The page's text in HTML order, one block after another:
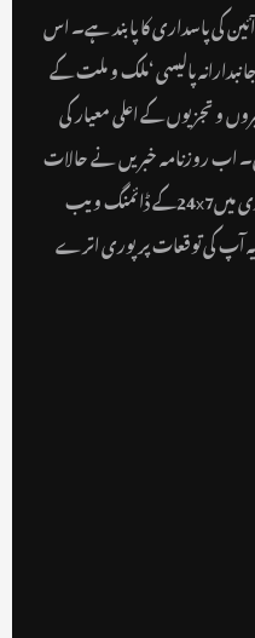
کی پاسداری کا پابند ہے۔ اس
پالیسی ‘ملک و ملت کے
و تجزیوں کے اعلی معیار کی
اب روزنامہ خبریں نے حالات
کے تقاضوں کے تحت اردو کے ساتھ ہندی میں24x7کے ڈائمنگ ویب
کی توقعات پر پوری اترے